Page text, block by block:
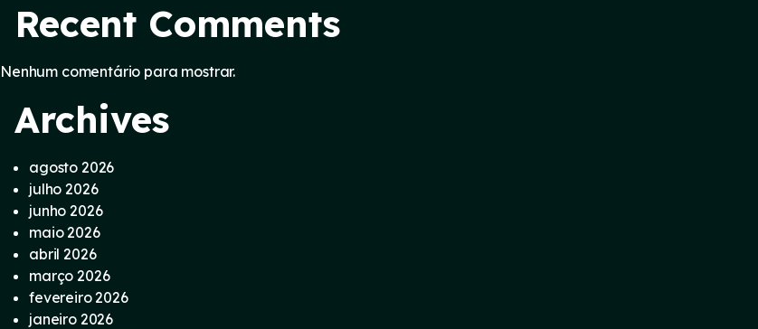
Recent Comments
Nenhum comentário para mostrar.
Archives
agosto 2026
julho 2026
junho 2026
maio 2026
abril 2026
março 2026
fevereiro 2026
janeiro 2026